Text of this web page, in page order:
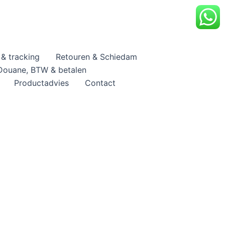
tracking
Retouren & Schiedam
BTW & betalen
Productadvies
Contact